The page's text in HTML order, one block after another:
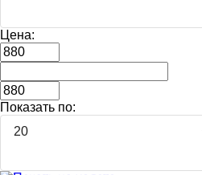
Цена:
Показать по:
20